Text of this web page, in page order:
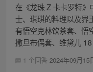
在《龙珠 Z 卡卡罗特
士、琪琪的料理以及界
有悟空克林饮茶套、悟
撒旦布偶套、维黛儿
1 个回答 2024年09月15